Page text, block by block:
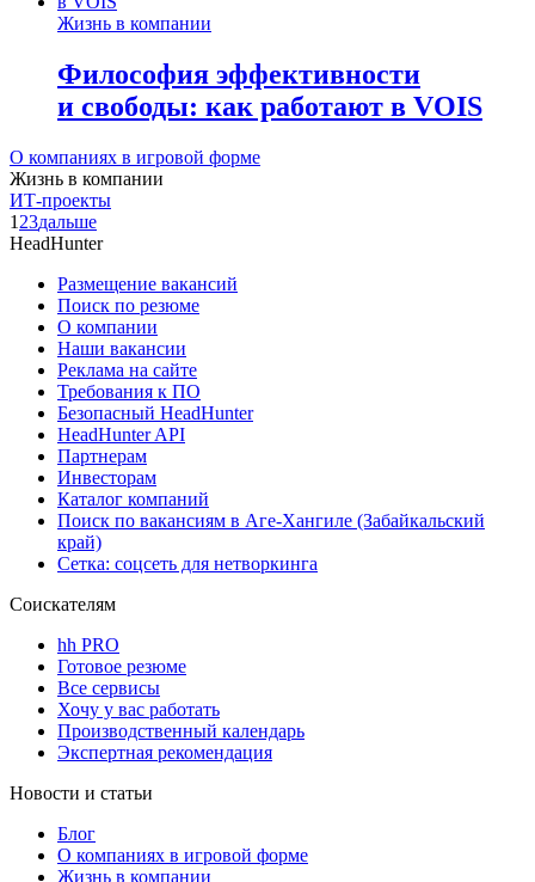
Жизнь в компании
Философия эффективности
и свободы: как работают в VOIS
О компаниях в игровой форме
Жизнь в компании
ИТ-проекты
1 23дальше
HeadHunter
Размещение вакансий
Поиск по резюме
О компании
Наши вакансии
Реклама на сайте
Требования к ПО
Безопасный HeadHunter
HeadHunter API
Партнерам
Инвесторам
Каталог компаний
Поиск по вакансиям в Аге-Хангиле (Забайкальский
край)
Сетка: соцсеть для нетворкинга
Соискателям
hh PRO
Готовое резюме
Все сервисы
Хочу у вас работать
Производственный календарь
Экспертная рекомендация
Новости и статьи
Блог
О компаниях в игровой форме
Жизнь в компании